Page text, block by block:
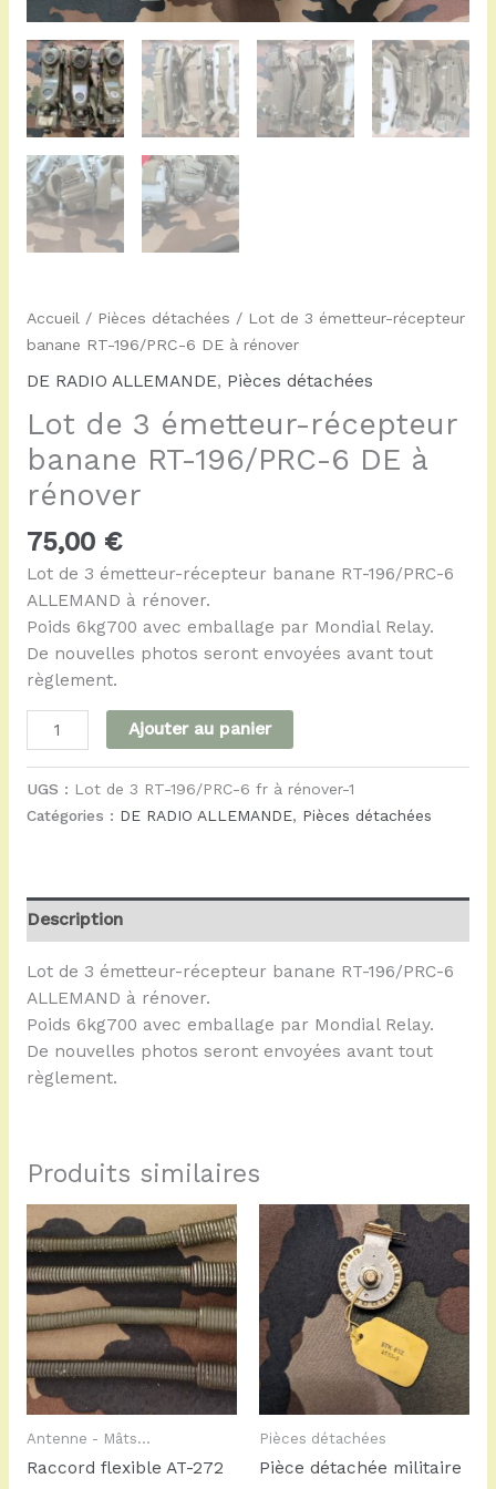
Accueil / Pièces détachées / Lot de 3 émetteur-récepteur
banane RT-196/PRC-6 DE à rénover
DE RADIO ALLEMANDE, Pièces détachées
Lot de 3 émetteur-récepteur
banane RT-196/PRC-6 DE à
rénover
75,00 €
Lot de 3 émetteur-récepteur banane RT-196/PRC-6
ALLEMAND à rénover.
Poids 6kg700 avec emballage par Mondial Relay.
De nouvelles photos seront envoyées avant tout
règlement.
à
rénover
Ajouter au panier
UGS : Lot de 3 RT-196/PRC-6 fr à rénover-1
Catégories : DE RADIO ALLEMANDE, Pièces détachées
Description
Lot de 3 émetteur-récepteur banane RT-196/PRC-6
ALLEMAND à rénover.
Poids 6kg700 avec emballage par Mondial Relay.
De nouvelles photos seront envoyées avant tout
règlement.
Produits similaires
Antenne - Mâts...
Raccord flexible AT-272
Pièces détachées
Pièce détachée militaire